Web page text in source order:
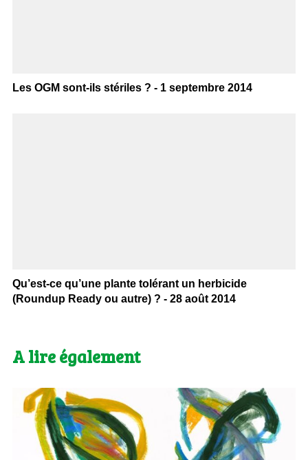
Les OGM sont-ils stériles ? - 1 septembre 2014
Qu’est-ce qu’une plante tolérant un herbicide
(Roundup Ready ou autre) ? - 28 août 2014
A lire également